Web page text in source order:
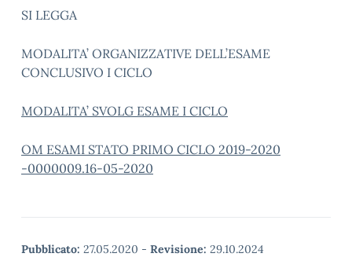
SI LEGGA
MODALITA’ ORGANIZZATIVE DELL’ESAME
CONCLUSIVO I CICLO
MODALITA’ SVOLG ESAME I CICLO
OM ESAMI STATO PRIMO CICLO 2019-2020
-0000009.16-05-2020
Pubblicato: 27.05.2020 - Revisione: 29.10.2024